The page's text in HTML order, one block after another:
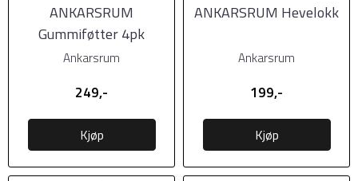
ANKARSRUM
Gummiføtter 4pk
Ankarsrum
249,-
Kjøp
ANKARSRUM Hevelokk
Ankarsrum
199,-
Kjøp